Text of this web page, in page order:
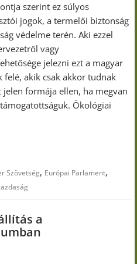
szerint ez súlyos
jogok, a termelői biztonság
védelme terén. Aki ezzel
vagy
jelezni ezt a magyar
akik csak akkor tudnak
formája ellen, ha megvan
Ökológiai
Szövetség, Európai Parlament,
a